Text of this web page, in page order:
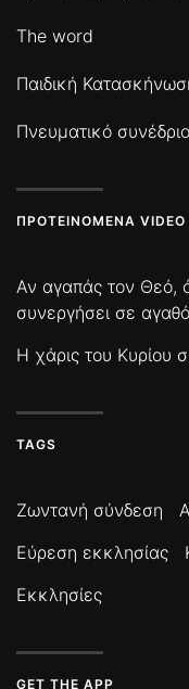
The word
Παιδική
Πνευματικό συνέδριο
ΠΡΟΤΕΙΝΌΜΕΝΑ VIDEO
Αν αγαπάς τον Θεό,
συνεργήσει σε
Η χάρις του Κυρίου
TAGS
Ζωντανή σύνδεση
Εύρεση εκκλησίας
Εκκλησίες
GET THE APP